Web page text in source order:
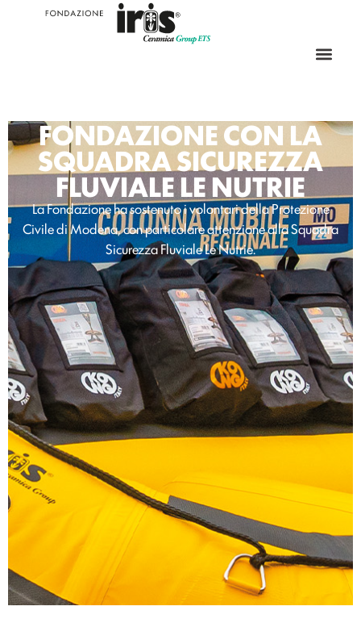
FONDAZIONE CON LA
SQUADRA SICUREZZA
FLUVIALE LE NUTRIE
La Fondazione ha sostenuto i volontari della Protezione
Civile di Modena, con particolare attenzione alla Squadra
Sicurezza Fluviale Le Nutrie.